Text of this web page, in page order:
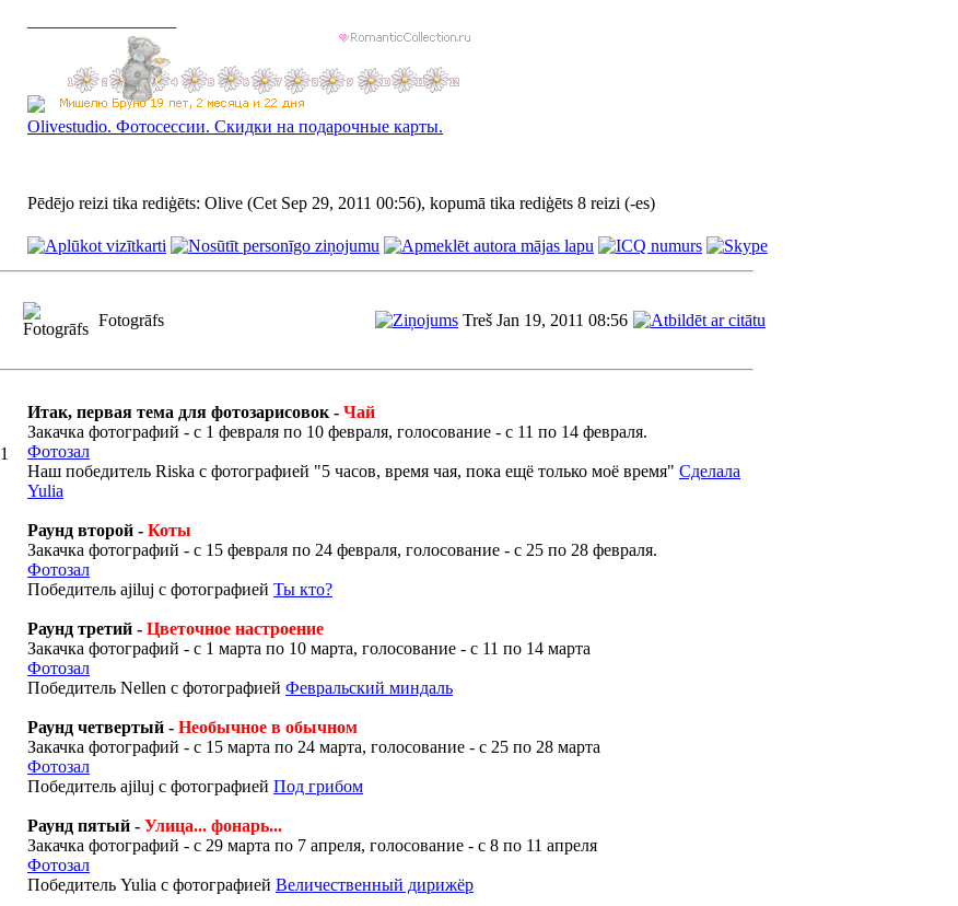
Olivestudiо. Фотосессии. Скидки на подарочные карты.
Pēdējo reizi tika rediģēts: Olive (Cet Sep 29, 2011 00:56), kopumā tika rediģēts 8 reizi (-es)
Fotogrāfs Treš Jan 19, 2011 08:56
Итак, первая тема для фотозарисовок - Чай
Закачка фотографий - с 1 февраля по 10 февраля, голосование - с 11 по 14 февраля.
Фотозал
Наш победитель Riska с фотографией "5 часов, время чая, пока ещё только моё время" Сделала
Yulia
Раунд второй - Коты
Закачка фотографий - с 15 февраля по 24 февраля, голосование - с 25 по 28 февраля.
Фотозал
Победитель ajiluj с фотографией Ты кто?
Раунд третий - Цветочное настроение
Закачка фотографий - с 1 марта по 10 марта, голосование - с 11 по 14 марта
Фотозал
Победитель Nellen с фотографией Февральский миндаль
Раунд четвертый - Необычное в обычном
Закачка фотографий - с 15 марта по 24 марта, голосование - с 25 по 28 марта
Фотозал
Победитель ajiluj с фотографией Под грибом
Раунд пятый - Улица... фонарь...
Закачка фотографий - с 29 марта по 7 апреля, голосование - с 8 по 11 апреля
Фотозал
Победитель Yulia с фотографией Величественный дирижёр